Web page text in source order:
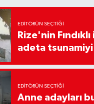
EDITÖRÜN SEÇTIĞI
Rize'nin
adeta tsunamiyi
EDITÖRÜN SEÇTIĞI
Anne adayları